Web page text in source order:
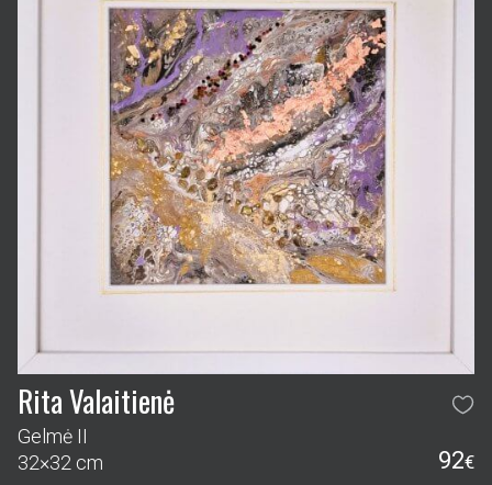
Rita Valaitienė
Gelmė II
32×32 cm
92€